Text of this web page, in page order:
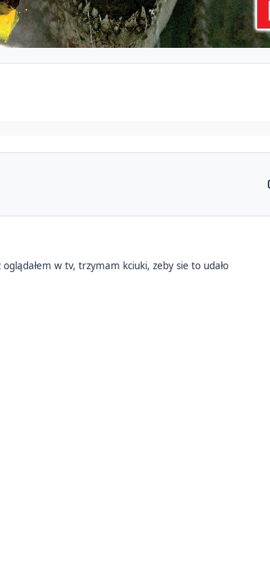
w tv, trzymam kciuki, zeby sie to udało